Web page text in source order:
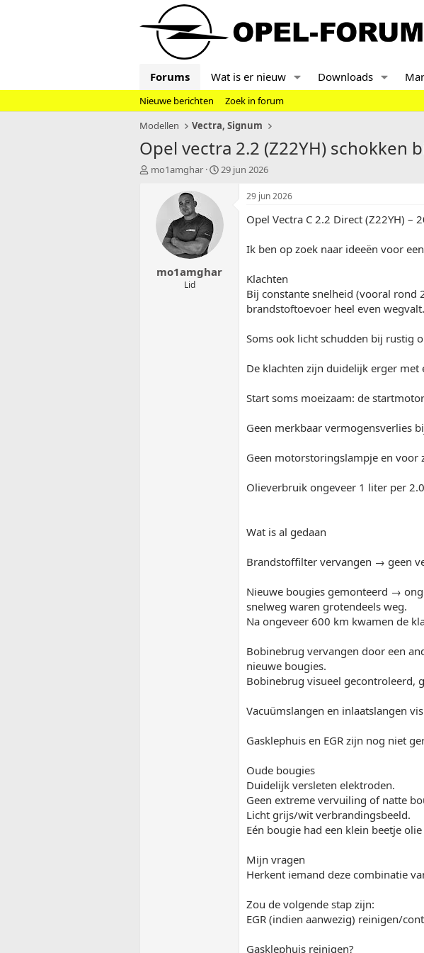
Forums Wat is er nieuw Downloads
Nieuwe berichten
Zoek in forum
Modellen
Vectra, Signum
Opel vectra 2.2 (Z22YH) schokken
T
mo1amghar
S
t
d
u
29 jun 2026
mo1amghar
Lid
29 jun 2026
Opel Vectra C 2.2 Direct (Z22YH) –
Ik ben op zoek naar ideeën voor
Klachten
Bij constante snelheid (vooral
brandstoftoevoer heel even wegvalt.
Soms ook licht schudden bij rustig
De klachten zijn duidelijk erger
Start soms moeizaam: de
Geen merkbaar vermogensverlies
Geen motorstoringslampje en voor
Olieverbruik ongeveer 1 liter per
Wat is al gedaan
Brandstoffilter vervangen → geen
Nieuwe bougies gemonteerd →
snelweg waren grotendeels weg.
Na ongeveer 600 km kwamen de
Bobinebrug vervangen door een
nieuwe bougies.
Bobinebrug visueel gecontroleerd,
Vacuümslangen en inlaatslangen
Gasklephuis en EGR zijn nog niet
Oude bougies
Duidelijk versleten elektroden.
Geen extreme vervuiling of natte
Licht grijs/wit verbrandingsbeeld.
Eén bougie had een klein beetje
Mijn vragen
Herkent iemand deze combinatie
Zou de volgende stap zijn:
EGR (indien aanwezig) reinigen/
Gasklephuis reinigen?